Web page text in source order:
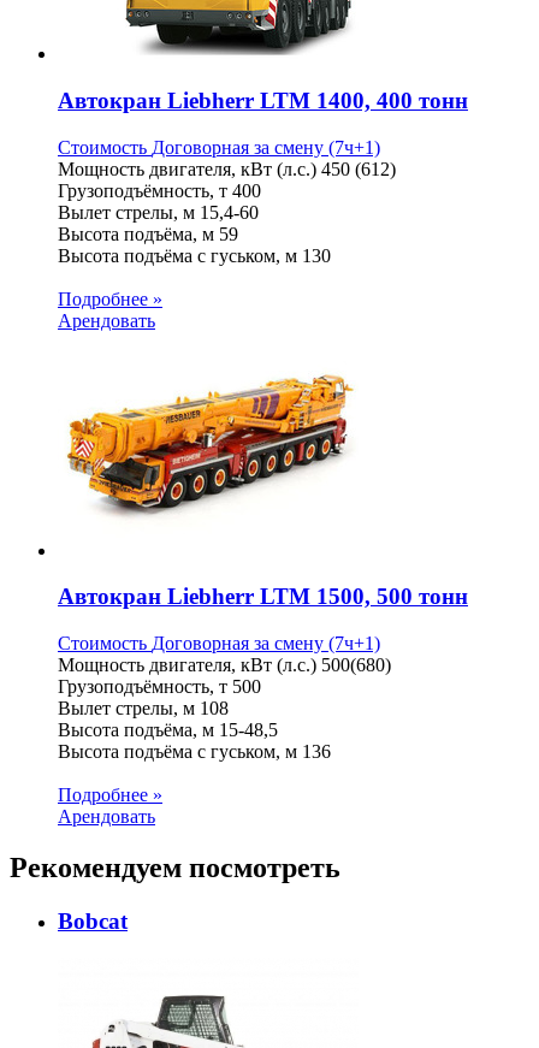
Автокран Liebherr LTM 1400, 400 тонн
Стоимость Договорная за смену (7ч+1)
Мощность двигателя, кВт (л.с.) 450 (612)
Грузоподъёмность, т 400
Вылет стрелы, м 15,4-60
Высота подъёма, м 59
Высота подъёма с гуськом, м 130
Подробнее »
Арендовать
Автокран Liebherr LTM 1500, 500 тонн
Стоимость Договорная за смену (7ч+1)
Мощность двигателя, кВт (л.с.) 500(680)
Грузоподъёмность, т 500
Вылет стрелы, м 108
Высота подъёма, м 15-48,5
Высота подъёма с гуськом, м 136
Подробнее »
Арендовать
Рекомендуем посмотреть
Bobcat